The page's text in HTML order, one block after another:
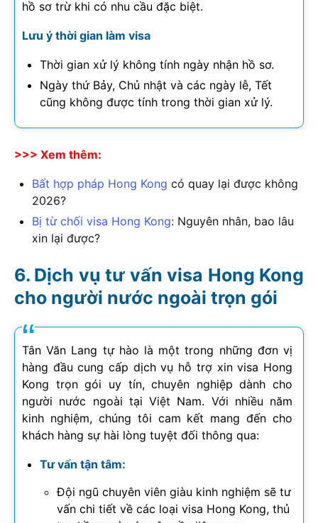
hồ sơ trừ khi có nhu cầu đặc biệt.
Lưu ý thời gian làm visa
Thời gian xử lý không tính ngày nhận hồ sơ.
Ngày thứ Bảy, Chủ nhật và các ngày lễ, Tết
cũng không được tính trong thời gian xử lý.
>>> Xem thêm:
Bất hợp pháp Hong Kong có quay lại được không
2026?
Bị từ chối visa Hong Kong: Nguyên nhân, bao lâu
xin lại được?
Dịch vụ tư vấn visa Hong Kong
cho người nước ngoài trọn gói
Tân Văn Lang tự hào là một trong những đơn vị
hàng đầu cung cấp dịch vụ hỗ trợ xin visa Hong
Kong trọn gói uy tín, chuyên nghiệp dành cho
người nước ngoài tại Việt Nam. Với nhiều năm
kinh nghiệm, chúng tôi cam kết mang đến cho
khách hàng sự hài lòng tuyệt đối thông qua:
Tư vấn tận tâm:
Đội ngũ chuyên viên giàu kinh nghiệm sẽ tư
vấn chi tiết về các loại visa Hong Kong, thủ